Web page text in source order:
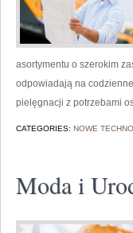
asortymentu o szerokim
odpowiadają na codzienne
pielęgnacji z potrzebami
CATEGORIES: NOWE
Moda i